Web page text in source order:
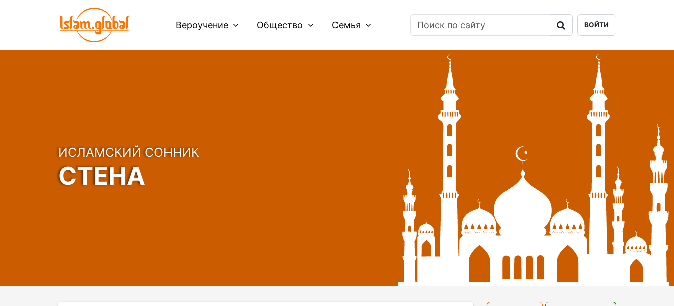
Вероучение Общество Семья ВОЙТИ
ИСЛАМСКИЙ СОННИК
СТЕНА